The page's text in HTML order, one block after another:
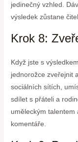
jedinečný vzhled.
výsledek zůstane
Krok 8:
Když jste s
jednorožce zveřejnit
sociálních sítích,
sdílet s přáteli a
uměleckým
komentáře.